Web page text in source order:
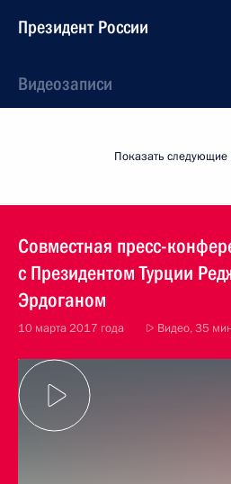
Президент России
Видеозаписи
Показать следующие
Совместная пресс-
с Президентом Турции
Эрдоганом
10 марта 2017 года Видео, 35